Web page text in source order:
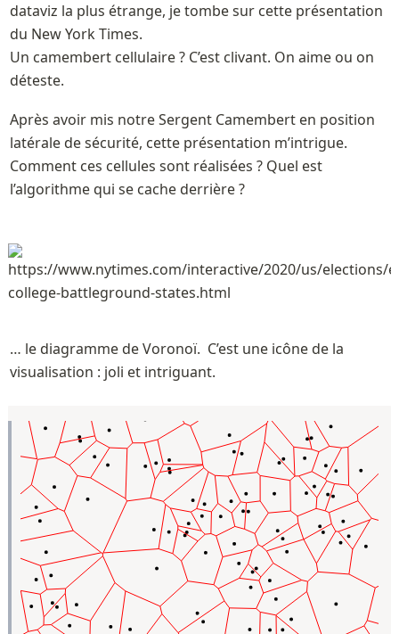
dataviz la plus étrange, je tombe sur cette présentation
du New York Times.
Un camembert cellulaire ? C’est clivant. On aime ou on
déteste.
Après avoir mis notre Sergent Camembert en position
latérale de sécurité, cette présentation m’intrigue.
Comment ces cellules sont réalisées ? Quel est
l’algorithme qui se cache derrière ?
… le diagramme de Voronoï.  C’est une icône de la